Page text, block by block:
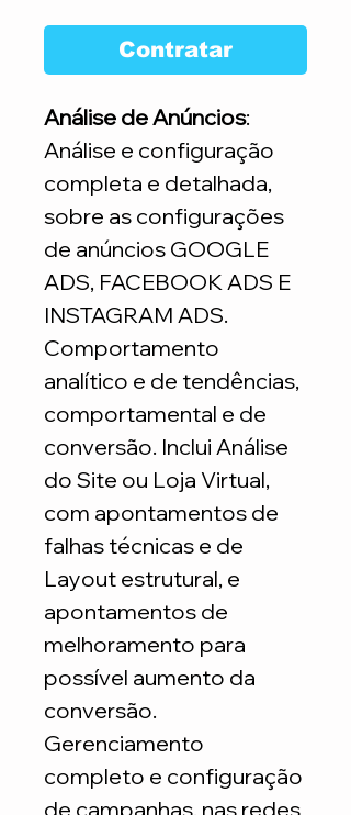
Contratar
Análise de Anúncios:
Análise e configuração
completa e detalhada,
sobre as configurações
de anúncios GOOGLE
ADS, FACEBOOK ADS E
INSTAGRAM ADS.
Comportamento
analítico e de tendências,
comportamental e de
conversão. Inclui Análise
do Site ou Loja Virtual,
com apontamentos de
falhas técnicas e de
Layout estrutural, e
apontamentos de
melhoramento para
possível aumento da
conversão.
Gerenciamento
completo e configuração
de campanhas, nas redes